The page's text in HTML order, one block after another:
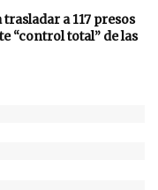
a 117 presos
“control total” de las